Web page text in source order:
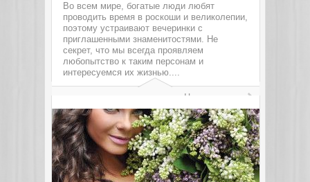
Во всем мире, богатые люди любят
проводить время в роскоши и великолепии,
поэтому устраивают вечеринки с
приглашенными знаменитостями. Не
секрет, что мы всегда проявляем
любопытство к таким персонам и
интересуемся их жизнью....
Читать далее